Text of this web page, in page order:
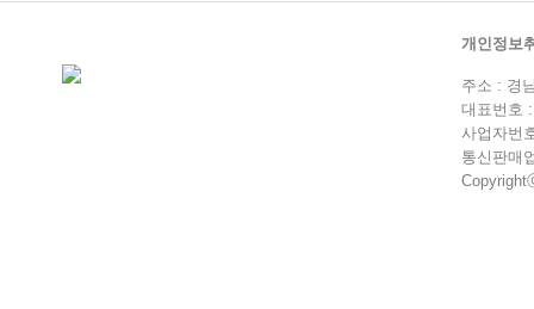
개인정보
주소 : 경
대표번호
사업자번
통신판매